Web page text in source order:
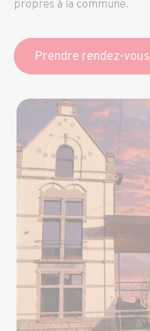
propres à la commune.
Prendre rendez-vous